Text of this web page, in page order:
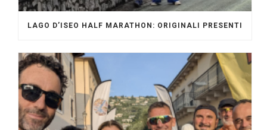
LAGO D’ISEO HALF MARATHON: ORIGINALI PRESENTI